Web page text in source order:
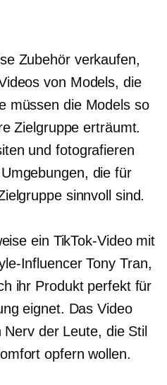
Zubehör verkaufen,
von Models, die
müssen die Models so
Zielgruppe erträumt.
und fotografieren
die für
sinnvoll sind.
ein TikTok-Video mit
Influencer Tony Tran,
ihr Produkt perfekt für
eignet. Das Video
der Leute, die Stil
opfern wollen.